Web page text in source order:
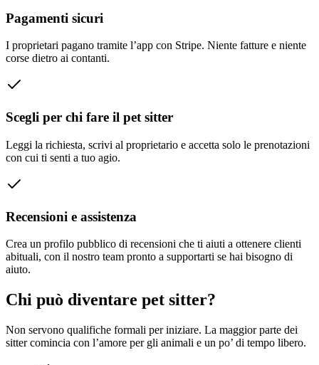
Pagamenti sicuri
I proprietari pagano tramite l’app con Stripe. Niente fatture e niente
corse dietro ai contanti.
Scegli per chi fare il pet sitter
Leggi la richiesta, scrivi al proprietario e accetta solo le prenotazioni
con cui ti senti a tuo agio.
Recensioni e assistenza
Crea un profilo pubblico di recensioni che ti aiuti a ottenere clienti
abituali, con il nostro team pronto a supportarti se hai bisogno di
aiuto.
Chi può diventare pet sitter?
Non servono qualifiche formali per iniziare. La maggior parte dei
sitter comincia con l’amore per gli animali e un po’ di tempo libero.